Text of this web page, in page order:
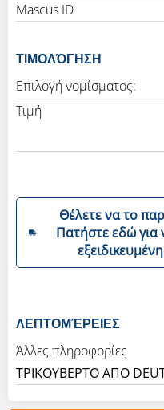
Mascus ID
ΤΙΜΟΛΌΓΗΣΗ
Επιλογή νομίσματος:
Τιμή
Θέλετε να το
Πατήστε εδώ
ΛΕΠΤΟΜΈΡΕΙΕΣ
Άλλες πληροφορίες
ΤΡΙΚΟΥΒΕΡΤΟ ΑΠΟ